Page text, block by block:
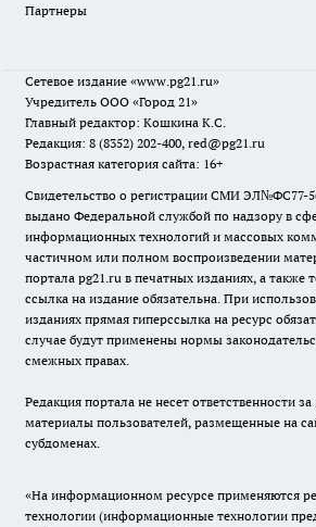
Партнеры
Сетевое издание «www.pg21.ru»
Учредитель ООО «Город 21»
Главный редактор: Кошкина К.С.
Редакция: 8 (8352) 202-400, red@pg21.ru
Возрастная категория сайта: 16+
Свидетельство о регистрации СМИ ЭЛ№ФС77-
выдано Федеральной службой по надзору в
информационных технологий и массовых
частичном или полном воспроизведении
портала pg21.ru в печатных изданиях, а также
ссылка на издание обязательна. При
изданиях прямая гиперссылка на ресурс
случае будут применены нормы
смежных правах.
Редакция портала не несет ответственности
материалы пользователей, размещенные на
субдоменах.
«На информационном ресурсе применяются
технологии (информационные технологии